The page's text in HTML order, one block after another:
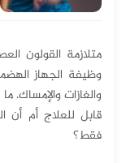
متلازمة القولون
وظيفة الجهاز
والغازات
قابل للعلاج أم أن
فقط؟